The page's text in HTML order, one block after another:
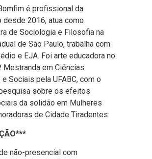
é profissional da
desde 2016, atua como
de Sociologia e Filosofia na
de São Paulo, trabalha com
e EJA. Foi arte educadora no
Mestranda em Ciências
e Sociais pela UFABC, com o
sobre os efeitos
da solidão em Mulheres
de Cidade Tiradentes.
não-presencial com